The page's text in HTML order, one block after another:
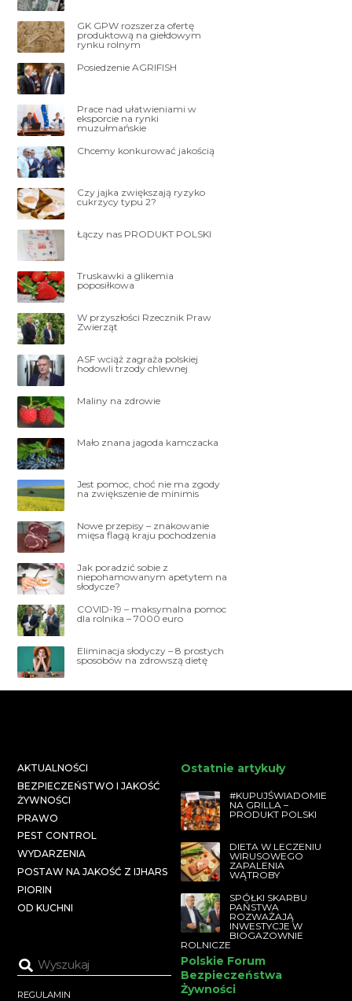
GK GPW rozszerza ofertę
produktową na giełdowym
rynku rolnym
Posiedzenie AGRIFISH
Prace nad ułatwieniami w
eksporcie na rynki
muzułmańskie
Chcemy konkurować jakością
Czy jajka zwiększają ryzyko
cukrzycy typu 2?
Łączy nas PRODUKT POLSKI
Truskawki a glikemia
poposiłkowa
W przyszłości Rzecznik Praw
Zwierząt
ASF wciąż zagraża polskiej
hodowli trzody chlewnej
Maliny na zdrowie
Mało znana jagoda kamczacka
Jest pomoc, choć nie ma zgody
na zwiększenie de minimis
Nowe przepisy – znakowanie
mięsa flagą kraju pochodzenia
Jak poradzić sobie z
niepohamowanym apetytem na
słodycze?
COVID-19 – maksymalna pomoc
dla rolnika – 7000 euro
Eliminacja słodyczy – 8 prostych
sposobów na zdrowszą dietę
AKTUALNOŚCI
BEZPIECZEŃSTWO I JAKOŚĆ
ŻYWNOŚCI
PRAWO
PEST CONTROL
WYDARZENIA
POSTAW NA JAKOŚĆ Z IJHARS
PIORIN
OD KUCHNI
Ostatnie artykuły
#KUPUJŚWIADOMIE
NA GRILLA –
PRODUKT POLSKI
DIETA W LECZENIU
WIRUSOWEGO
ZAPALENIA
WĄTROBY
SPÓŁKI SKARBU
PAŃSTWA
ROZWAŻAJĄ
INWESTYCJE W
BIOGAZOWNIE
ROLNICZE
REGULAMIN
Polskie Forum
Bezpieczeństwa
Żywności